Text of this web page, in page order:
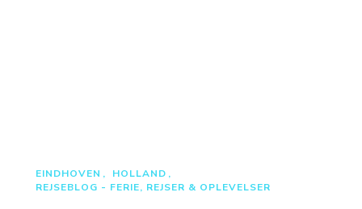
EINDHOVEN
HOLLAND
REJSEBLOG - FERIE, REJSER & OPLEVELSER